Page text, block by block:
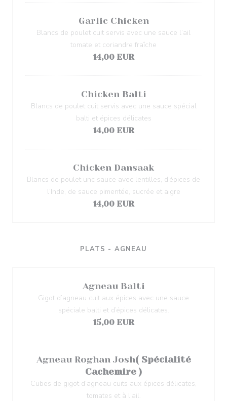
Garlic Chicken
Blancs de poulet cuit servis avec une sauce l’ail
tomate et coriandre fraîche
14,00 EUR
Chicken Balti
Blancs de poulet cuit servis avec une sauce spécial
balti et épices délicates
14,00 EUR
Chicken Dansaak
Blancs de poulet unc sauce avec lentilles, d’épices de
l’Inde, de sauce pimentée, sucrée et aigre
14,00 EUR
PLATS - AGNEAU
Agneau Balti
Gigot d’agneau cuit aux épices avec une sauce
spéciale balti et d’épices délicates.
15,00 EUR
Agneau Roghan Josh( Spécialité
Cachemire )
Cubes de gigot d’agneau cuits aux épices délicates,
tomates et à l’ail.